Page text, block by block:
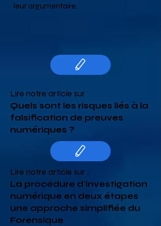
leur argumentaire.
Lire notre article sur :
Quels sont les risques liés à la
falsification de preuves
numériques ?
Lire notre article sur :
La procédure d'investigation
numérique en deux étapes
une approche simplifiée du
Forensique